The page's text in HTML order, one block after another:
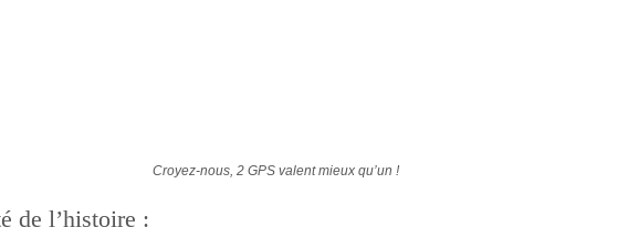
Croyez-nous, 2 GPS valent mieux qu’un !
de l’histoire :